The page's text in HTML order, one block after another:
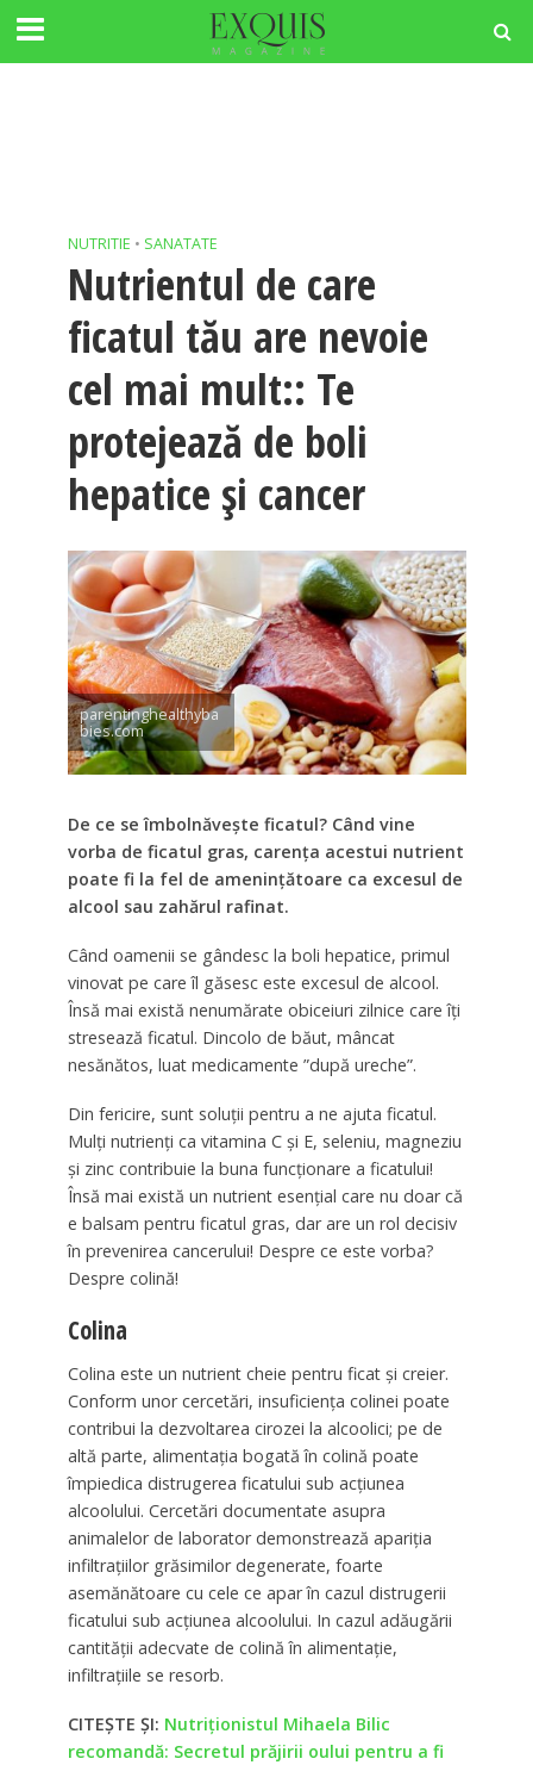
NUTRITIE • SANATATE
Nutrientul de care
ficatul tău are nevoie
cel mai mult:: Te
protejează de boli
hepatice și cancer
parentinghealthyba
bies.com
De ce se îmbolnăvește ficatul? Când vine
vorba de ficatul gras, carența acestui nutrient
poate fi la fel de amenințătoare ca excesul de
alcool sau zahărul rafinat.
Când oamenii se gândesc la boli hepatice, primul
vinovat pe care îl găsesc este excesul de alcool.
Însă mai există nenumărate obiceiuri zilnice care îți
stresează ficatul. Dincolo de băut, mâncat
nesănătos, luat medicamente ”după ureche”.
Din fericire, sunt soluții pentru a ne ajuta ficatul.
Mulți nutrienți ca vitamina C și E, seleniu, magneziu
și zinc contribuie la buna funcționare a ficatului!
Însă mai există un nutrient esențial care nu doar că
e balsam pentru ficatul gras, dar are un rol decisiv
în prevenirea cancerului! Despre ce este vorba?
Despre colină!
Colina
Colina este un nutrient cheie pentru ficat și creier.
Conform unor cercetări, insuficienţa colinei poate
contribui la dezvoltarea cirozei la alcoolici; pe de
altă parte, alimentaţia bogată în colină poate
împiedica distrugerea ficatului sub acţiunea
alcoolului. Cercetări documentate asupra
animalelor de laborator demonstrează apariţia
infiltraţiilor grăsimilor degenerate, foarte
asemănătoare cu cele ce apar în cazul distrugerii
ficatului sub acţiunea alcoolului. In cazul adăugării
cantităţii adecvate de colină în alimentaţie,
infiltraţiile se resorb.
CITEȘTE ȘI: Nutriționistul Mihaela Bilic
recomandă: Secretul prăjirii oului pentru a fi